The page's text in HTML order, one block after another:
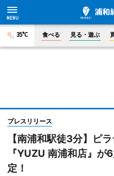
35°C 食べる 見る・遊ぶ
プレスリリース
【南浦和駅徒3分】ピ
『YUZU 南浦和店』
定！